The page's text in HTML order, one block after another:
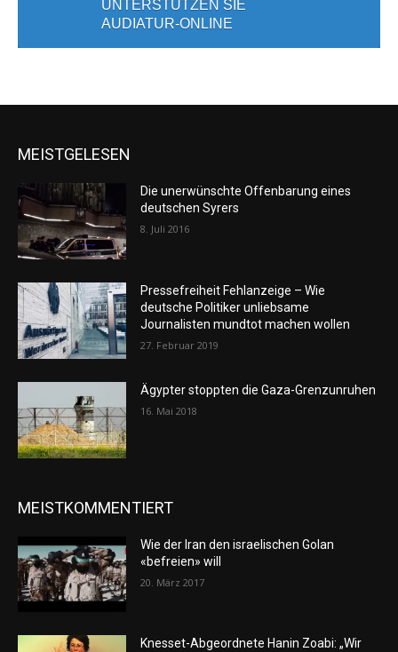
UNTERSTÜTZEN SIE
AUDIATUR-ONLINE
MEISTGELESEN
Die unerwünschte Offenbarung eines
deutschen Syrers
8. Juli 2016
Pressefreiheit Fehlanzeige – Wie
deutsche Politiker unliebsame
Journalisten mundtot machen wollen
27. Februar 2019
Ägypter stoppten die Gaza-Grenzunruhen
16. Mai 2018
MEISTKOMMENTIERT
Wie der Iran den israelischen Golan
«befreien» will
20. März 2017
Knesset-Abgeordnete Hanin Zoabi: „Wir